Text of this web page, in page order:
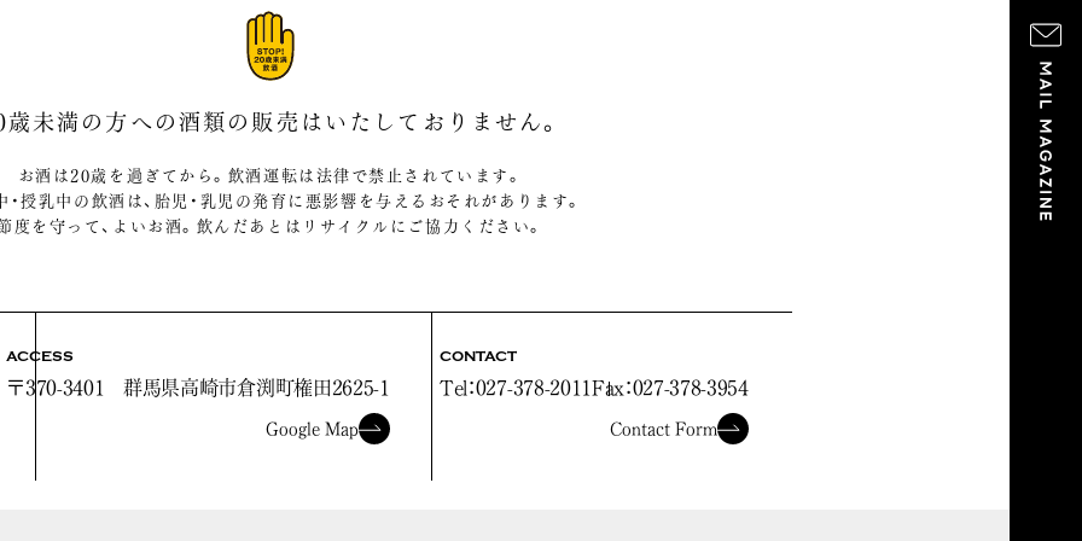
歳未満の方への酒類の販売は いたしておりません。
お酒は20歳を過ぎてから。飲酒運転は法律で禁止されています。
・授乳中の飲酒は、胎児・乳児の発育に悪影響を与えるおそれがあります。
度を守って、よいお酒。飲んだあとはリサイクルにご協力ください。
ACCESS
〒370-3401 群馬県高崎市倉渕町権田2625-1
Google Map
CONTACT
Tel：027-378-2011 Fax：027-378-3954
Contact Form